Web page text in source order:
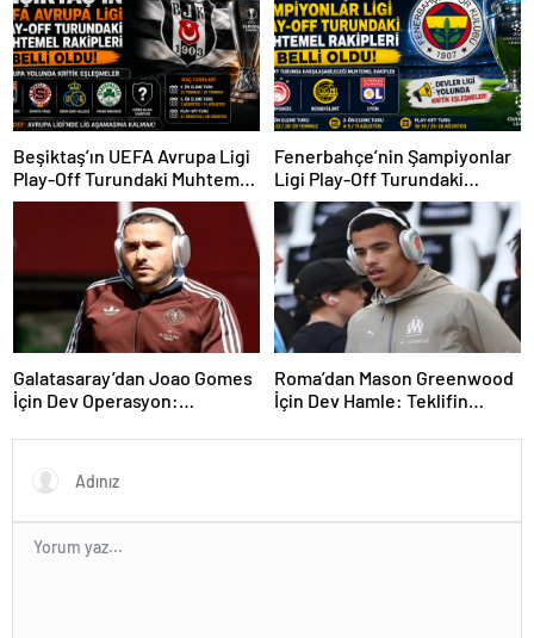
Beşiktaş’ın UEFA Avrupa Ligi
Play-Off Turundaki Muhtemel
Rakipleri Belli Oldu! Avrupa
Yolunda Kritik Eşleşmeler
Fenerbahçe’nin Şampiyonlar
Ligi Play-Off Turundaki
Muhtemel Rakipleri Belli
Oldu!
Galatasaray’dan Joao Gomes
İçin Dev Operasyon:
Gündemde
Roma’dan Mason Greenwood
İçin Dev Hamle: Teklifin